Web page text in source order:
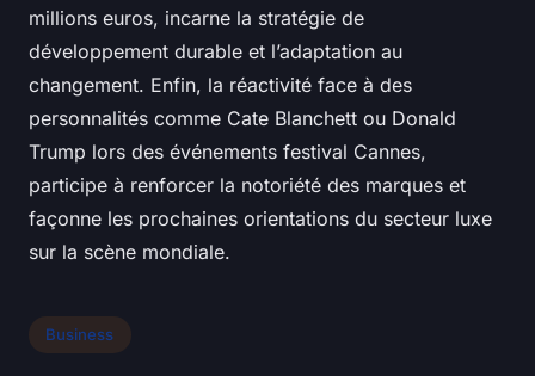
millions euros, incarne la stratégie de
développement durable et l’adaptation au
changement. Enfin, la réactivité face à des
personnalités comme Cate Blanchett ou Donald
Trump lors des événements festival Cannes,
participe à renforcer la notoriété des marques et
façonne les prochaines orientations du secteur luxe
sur la scène mondiale.
Business